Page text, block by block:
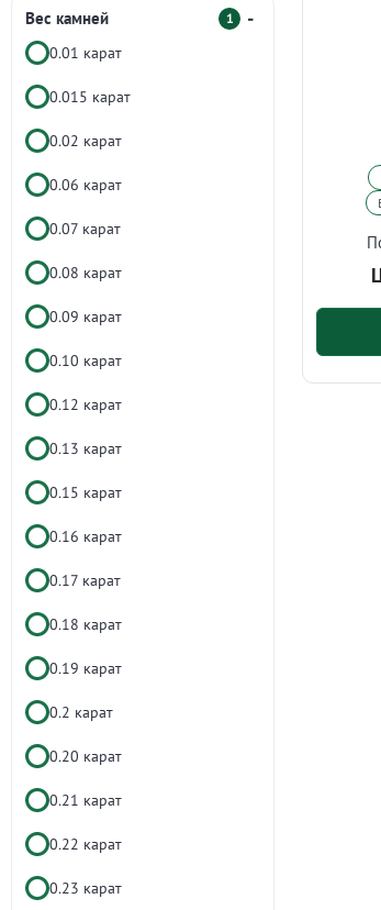
Вес камней 1
0.01 карат
0.015 карат
0.02 карат
0.06 карат
0.07 карат
0.08 карат
0.09 карат
0.10 карат
0.12 карат
0.13 карат
0.15 карат
0.16 карат
0.17 карат
0.18 карат
0.19 карат
0.2 карат
0.20 карат
0.21 карат
0.22 карат
0.23 карат